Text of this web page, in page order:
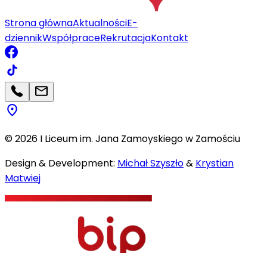
Strona głównaAktualnościE-
dziennikWspółpraceRekrutacjaKontakt
©2026 I Liceum im. Jana Zamoyskiego w Zamościu
Design & Development: Michał Szyszło& Krystian
Matwiej